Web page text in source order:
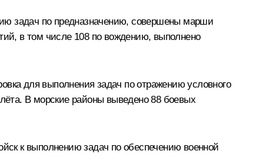
задач по предназначению, совершены марши
в том числе 108 по вождению, выполнено
для выполнения задач по отражению условного
В морские районы выведено 88 боевых
к выполнению задач по обеспечению военной